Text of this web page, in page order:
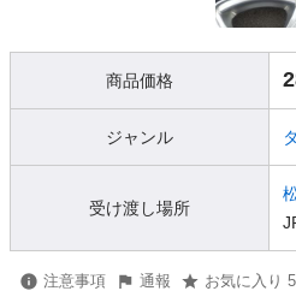
商品価格
ジャンル
受け渡し場所
注意事項 通報 お気に入り 5